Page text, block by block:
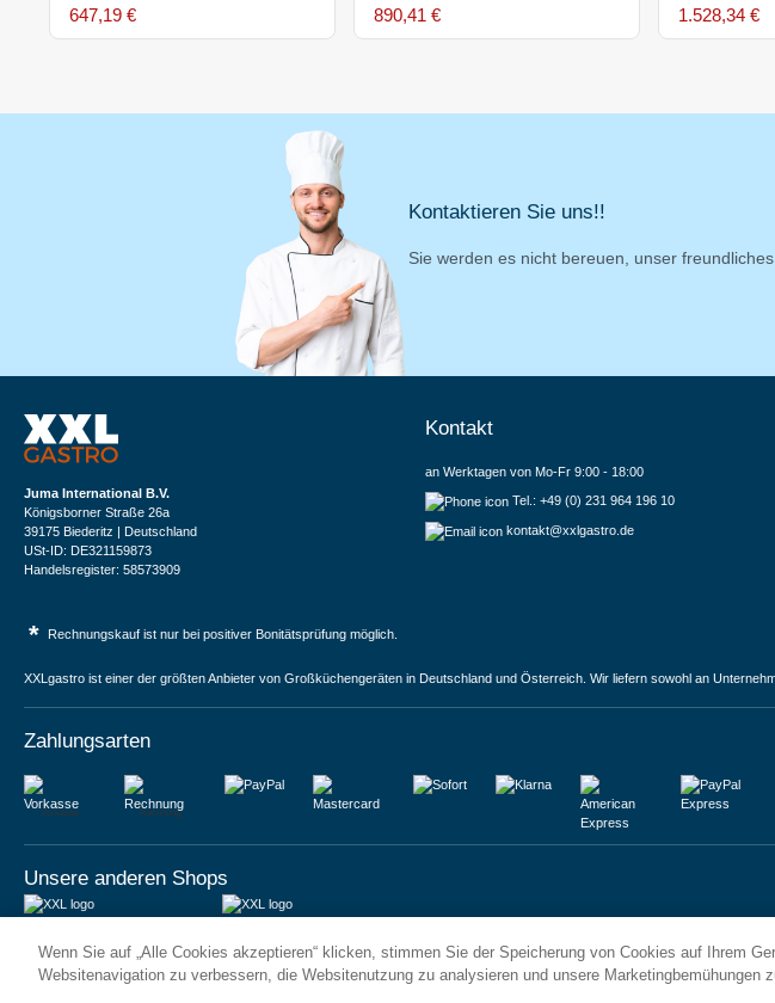
647,19 € 890,41 € 1.528,34 €
Kontaktieren Sie uns!!
Sie werden es nicht bereuen, unser
Juma International B.V.
Königsborner Straße 26a
39175 Biederitz | Deutschland
USt-ID: DE321159873
Handelsregister: 58573909
Kontakt
an Werktagen von Mo-Fr 9:00 - 18:00
Tel.: +49 (0) 231 964 196 10
kontakt@xxlgastro.de
* Rechnungskauf ist nur bei positiver Bonitätsprüfung möglich.
XXLgastro ist einer der größten Anbieter von Großküchengeräten in Deutschland und Österreich. Wir liefern sowohl an
Zahlungsarten
Vorkasse Rechnung
Unsere anderen Shops
6 Rue des Bateliers
92110 Clichy | France
Vrijheidweg 34
1521RR Wormerveer | Nederland
Wenn Sie auf „Alle Cookies akzeptieren“ klicken, stimmen Sie der Speicherung von Cookies auf Ihrem
Websitenavigation zu verbessern, die Websitenutzung zu analysieren und unsere Marketingbemühungen